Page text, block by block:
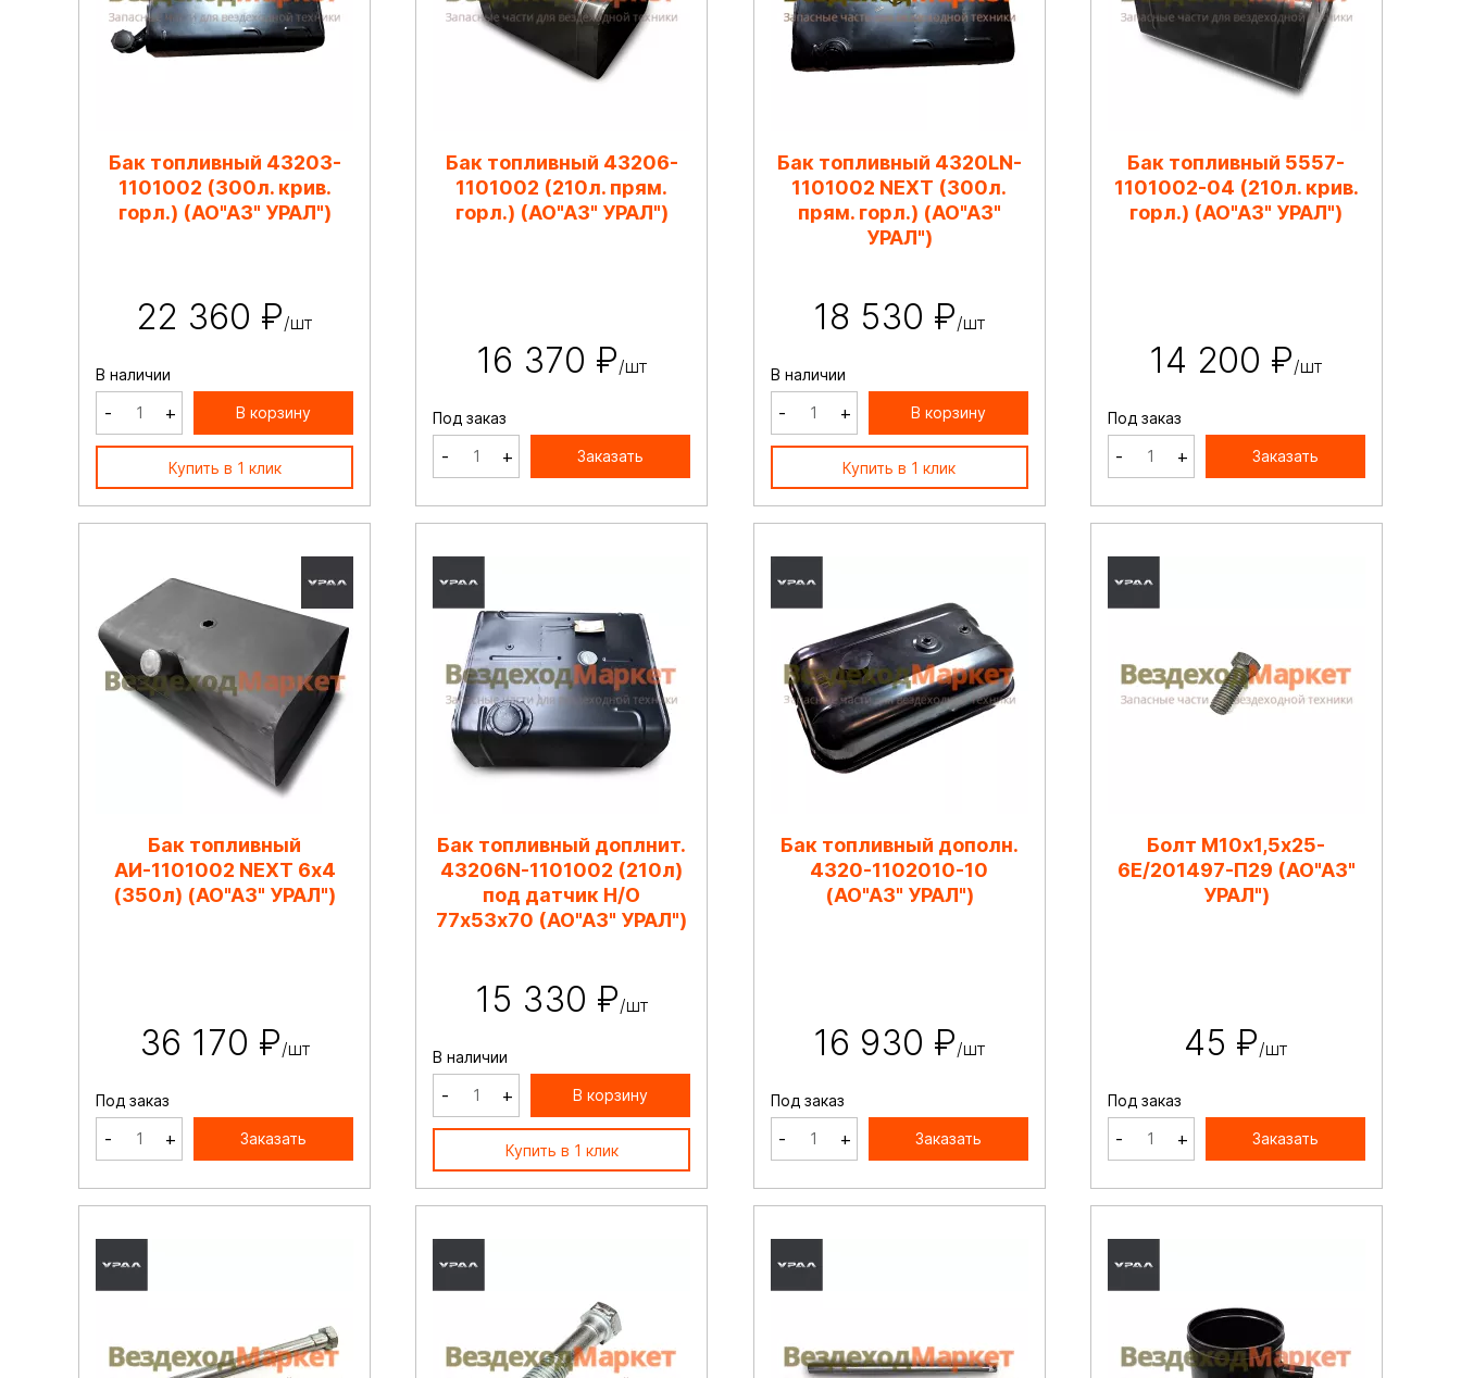
Бак топливный 43203-
1101002 (300л. крив.
горл.) (АО"АЗ" УРАЛ")
22 360 ₽/шт
В наличии
- + В корзину
Купить в 1 клик
Бак топливный 43206-
1101002 (210л. прям.
горл.) (АО"АЗ" УРАЛ")
16 370 ₽/шт
Под заказ
- + Заказать
Бак топливный 4320LN-
1101002 NEXT (300л.
прям. горл.) (АО"АЗ"
УРАЛ")
18 530 ₽/шт
В наличии
- + В корзину
Купить в 1 клик
Бак топливный 5557-
1101002-04 (210л. крив.
горл.) (АО"АЗ" УРАЛ")
14 200 ₽/шт
Под заказ
- + Заказать
Бак топливный
АИ-1101002 NEXT 6х4
(350л) (АО"АЗ" УРАЛ")
36 170 ₽/шт
Под заказ
- + Заказать
Бак топливный доплнит.
43206N-1101002 (210л)
под датчик Н/О
77х53х70 (АО"АЗ" УРАЛ")
15 330 ₽/шт
В наличии
- + В корзину
Купить в 1 клик
Бак топливный дополн.
4320-1102010-10
(АО"АЗ" УРАЛ")
16 930 ₽/шт
Под заказ
- + Заказать
Болт М10х1,5х25-
6Е/201497-П29 (АО"АЗ"
УРАЛ")
45 ₽/шт
Под заказ
- + Заказать